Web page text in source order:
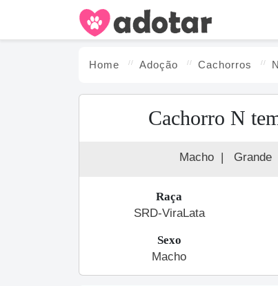
Home Adoção Cachorros
Cachorro N
Macho | Grande
Raça
SRD-ViraLata
Sexo
Macho